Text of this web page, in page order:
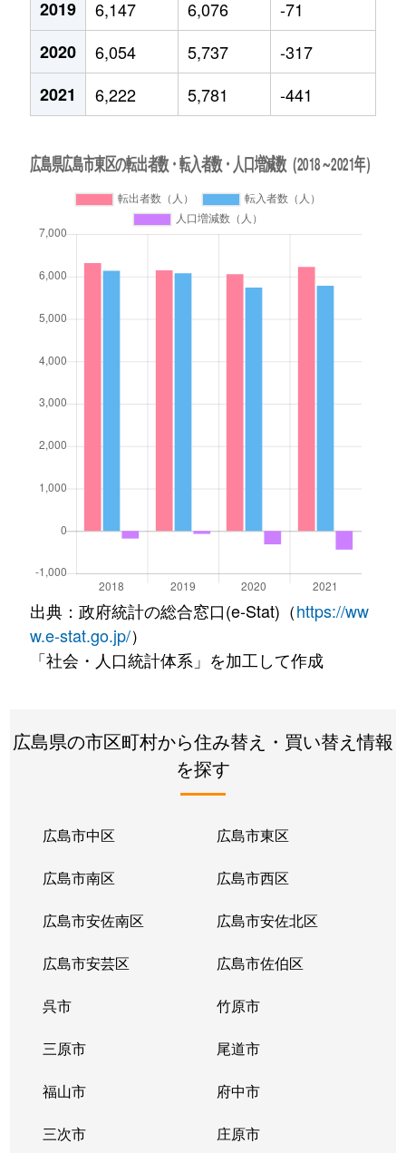
2019 6,147 6,076
-71
2020
6,054 5,737
-317
2021
6,222 5,781 -441
出典：政府統計の総合窓口(e-Stat)（https://ww
w.e-stat.go.jp/）
「社会・人口統計体系」を加工して作成
広島県の市区町村から住み替え・買い替え情報
を探す
広島市中区 広島市東区
広島市南区 広島市西区
広島市安佐南区 広島市安佐北区
広島市安芸区 広島市佐伯区
呉市 竹原市
三原市 尾道市
福山市 府中市
三次市 庄原市